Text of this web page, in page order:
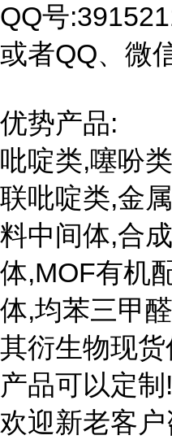
QQ号
或者QQ、微
优势产品:
吡啶类,噻吩
联吡啶类,金
料中间体,合
体,MOF有机
体,均苯三甲
其衍生物现
产品可以定
欢迎新老客